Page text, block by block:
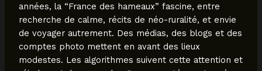
années, la “France des hameaux” fascine, entre
recherche de calme, récits de néo-ruralité, et envie
de voyager autrement. Des médias, des blogs et des
comptes photo mettent en avant des lieux
modestes. Les algorithmes suivent cette attention et